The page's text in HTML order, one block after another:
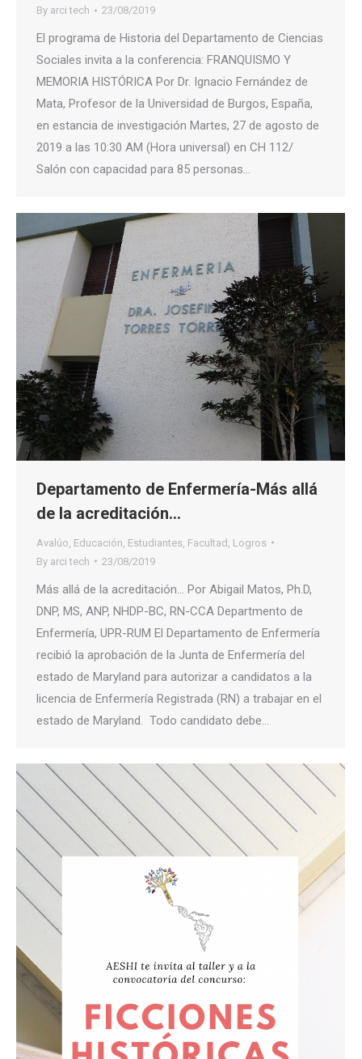
By arci tech 23/08/2019
El programa de Historia del Departamento de Ciencias
Sociales invita a la conferencia: FRANQUISMO Y
MEMORIA HISTÓRICA Por Dr. Ignacio Fernández de
Mata, Profesor de la Universidad de Burgos, España,
en estancia de investigación Martes, 27 de agosto de
2019 a las 10:30 AM (Hora universal) en CH 112/
Salón con capacidad para 85 personas…
Departamento de Enfermería-Más allá
de la acreditación…
Avalúo Educación Estudiantes Facultad Logros
By arci tech 23/08/2019
Más allá de la acreditación… Por Abigail Matos, Ph.D,
DNP, MS, ANP, NHDP-BC, RN-CCA Departmento de
Enfermería, UPR-RUM El Departamento de Enfermería
recibió la aprobación de la Junta de Enfermería del
estado de Maryland para autorizar a candidatos a la
licencia de Enfermería Registrada (RN) a trabajar en el
estado de Maryland. Todo candidato debe…